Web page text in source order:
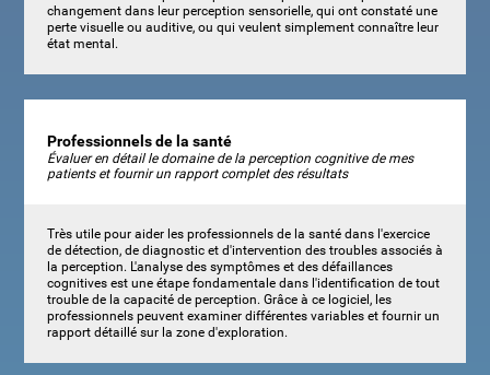
changement dans leur perception sensorielle, qui ont constaté une
perte visuelle ou auditive, ou qui veulent simplement connaître leur
état mental.
Professionnels de la santé
Évaluer en détail le domaine de la perception cognitive de mes
patients et fournir un rapport complet des résultats
Très utile pour aider les professionnels de la santé dans l'exercice
de détection, de diagnostic et d'intervention des troubles associés à
la perception. L'analyse des symptômes et des défaillances
cognitives est une étape fondamentale dans l'identification de tout
trouble de la capacité de perception. Grâce à ce logiciel, les
professionnels peuvent examiner différentes variables et fournir un
rapport détaillé sur la zone d'exploration.